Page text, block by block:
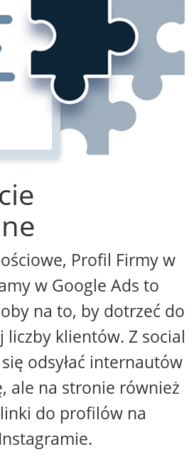
Profil Firmy w
w Google Ads to
na to, by dotrzeć do
liczby klientów. Z social
odsyłać internautów
ale na stronie również
do profilów na